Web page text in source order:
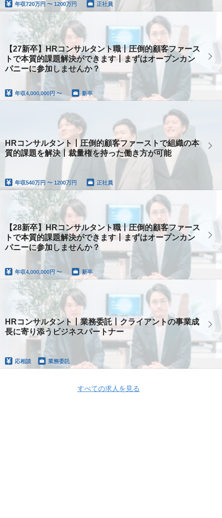
年収720万円 〜 1200万円 正社員
【27新卒】HRコンサルタント職丨圧倒的顧客ファース
トで本質的課題解決ができます丨まずはオープンカン
パニーに参加しませんか？
年収4,000,000円 〜 新卒
HRコンサルタント丨圧倒的顧客ファーストで組織の本
質的課題を解決丨裁量権を持った働き方が可能
年収540万円 〜 1200万円 正社員
【28新卒】HRコンサルタント職丨圧倒的顧客ファース
トで本質的課題解決ができます丨まずはオープンカン
パニーに参加しませんか？
年収4,000,000円 〜 新卒
HRコンサルタント丨業務委託丨クライアントの事業成
長に寄り添うビジネスパートナー
応相談 業務委託
すべての求人を見る